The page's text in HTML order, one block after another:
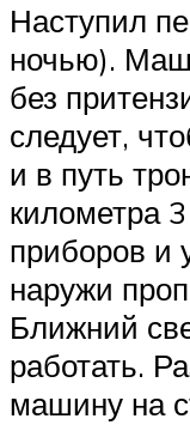
Наступил
ночью).
без
следует,
и в путь
километра
приборов и
наружи
Ближний
работать.
машину на